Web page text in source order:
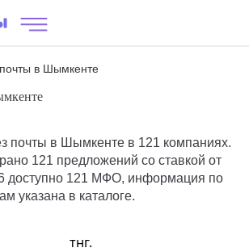
в Шымкенте
почты в Шымкенте в 121 компаниях.
121 предложений со ставкой от
доступно 121 МФО, информация по
указана в каталоге.
тнг.